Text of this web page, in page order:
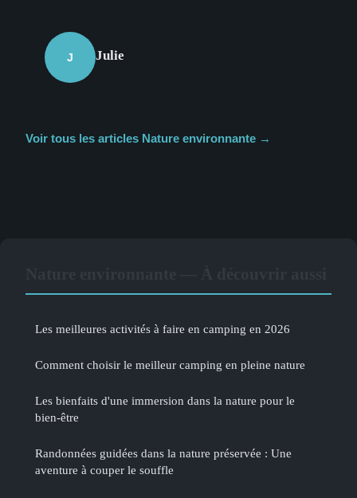
J Julie
Voir tous les articles Nature environnante →
Les meilleures activités à faire en camping en 2026
Comment choisir le meilleur camping en pleine nature
Les bienfaits d'une immersion dans la nature pour le
bien-être
Randonnées guidées dans la nature préservée : Une
aventure à couper le souffle